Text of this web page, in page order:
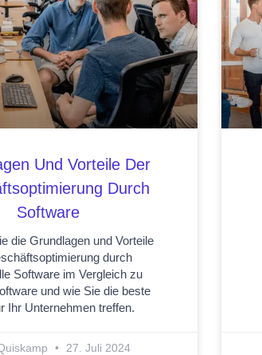
Und Vorteile Der
Durch
Software
die Grundlagen und Vorteile
durch
Software im Vergleich zu
und wie Sie die beste
Ihr Unternehmen treffen.
27. Juli 2024